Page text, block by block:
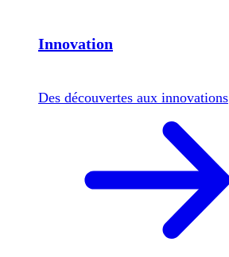
Innovation
Des découvertes aux innovations